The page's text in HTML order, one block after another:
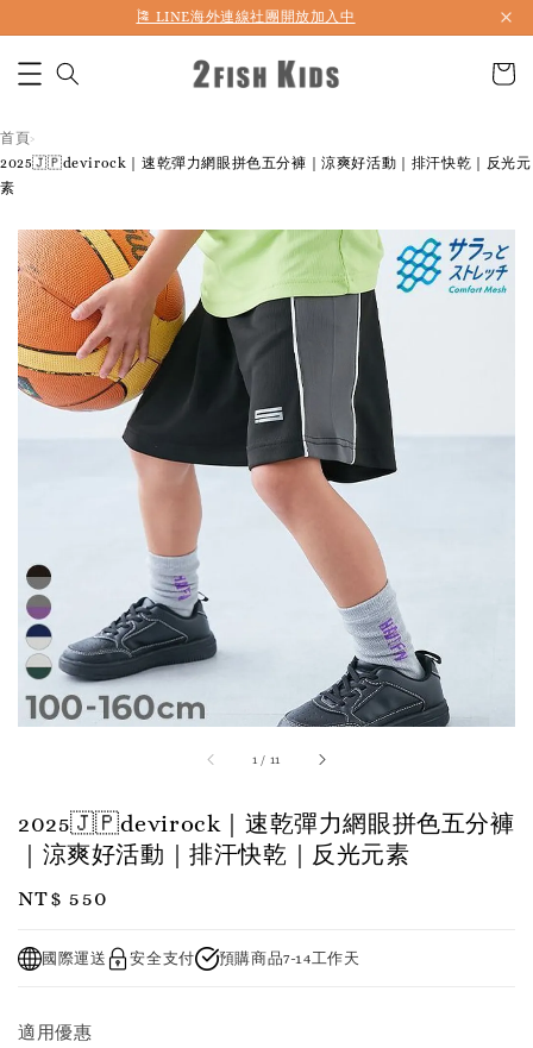
🎏 LINE海外連線社團開放加入中
首頁›
2025🇯🇵devirock｜速乾彈力網眼拼色五分褲｜涼爽好活動｜排汗快乾｜反光元
素
1 / 11
2025🇯🇵devirock｜速乾彈力網眼拼色五分褲
｜涼爽好活動｜排汗快乾｜反光元素
Regular
NT$ 550
國際運送 安全支付 預購商品7-14工作天
適用優惠